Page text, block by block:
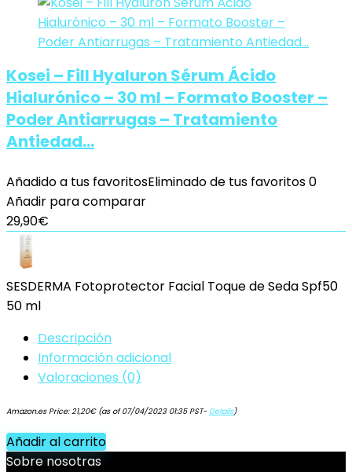
Kosei – Fill Hyaluron Sérum Ácido
Hialurónico – 30 ml – Formato Booster –
Poder Antiarrugas – Tratamiento
Antiedad…
Añadido a tus favoritosEliminado de tus favoritos0
Añadir para comparar
29,90€
SESDERMA Fotoprotector Facial Toque de Seda Spf50
50 ml
Descripción
Información adicional
Valoraciones (0)
Amazon.es Price:21,20€(as of 07/04/2023 01:35 PST-Details)
Añadir al carrito
Sobre nosotras